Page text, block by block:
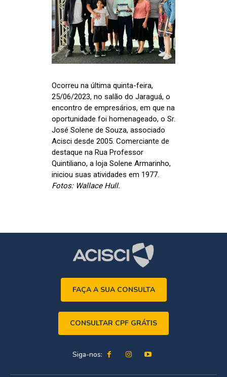
Ocorreu na última quinta-feira,
25/06/2023, no salão do Jaraguá, o
encontro de empresários, em que na
oportunidade foi homenageado, o Sr.
José Solene de Souza, associado
Acisci desde 2005. Comerciante de
destaque na Rua Professor
Quintiliano, a loja Solene Armarinho,
iniciou suas atividades em 1977.
Fotos: Wallace Hull.
FAÇA A SUA CONSULTA
CONSULTAR CPF GRÁTIS
Siga-nos: